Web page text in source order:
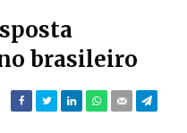
brasileiro